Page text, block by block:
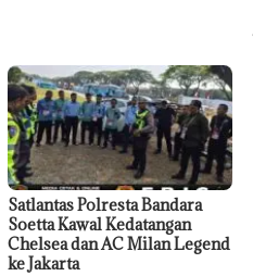
Satlantas Polresta Bandara
Soetta Kawal Kedatangan
Chelsea dan AC Milan Legend
ke Jakarta